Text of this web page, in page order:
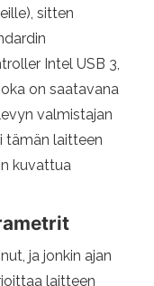
sitten
Intel USB 3,
on saatavana
valmistajan
tämän laitteen
kuvattua
ja jonkin ajan
laitteen